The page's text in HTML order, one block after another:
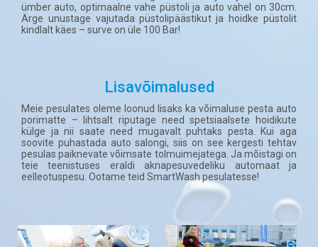
ümber auto, optimaalne vahe püstoli ja auto vahel on 30cm.
Ärge unustage vajutada püstolipäästikut ja hoidke püstolit
kindlalt käes – surve on üle 100 Bar!
Lisavõimalused
Meie pesulates oleme loonud lisaks ka võimaluse pesta auto
porimatte – lihtsalt riputage need spetsiaalsete hoidikute
külge ja nii saate need mugavalt puhtaks pesta. Kui aga
soovite puhastada auto salongi, siis on see kergesti tehtav
pesulas paiknevate võimsate tolmuimejatega. Ja mõistagi on
teie teenistuses eraldi aknapesuvedeliku automaat ja
eelleotuspesu. Ootame teid SmartWash pesulatesse!